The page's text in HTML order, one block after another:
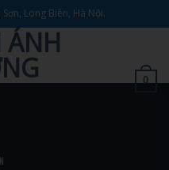
Long Biên, Hà Nội.
0